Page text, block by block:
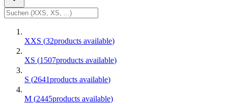
XXS (32products available)
XS (1507products available)
S (2641products available)
M (2445products available)